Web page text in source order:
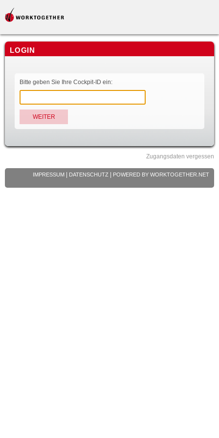
LOGIN
Bitte geben Sie Ihre Cockpit-ID ein:
WEITER
Zugangsdaten vergessen
IMPRESSUM DATENSCHUTZ POWERED BY WORKTOGETHER.NET